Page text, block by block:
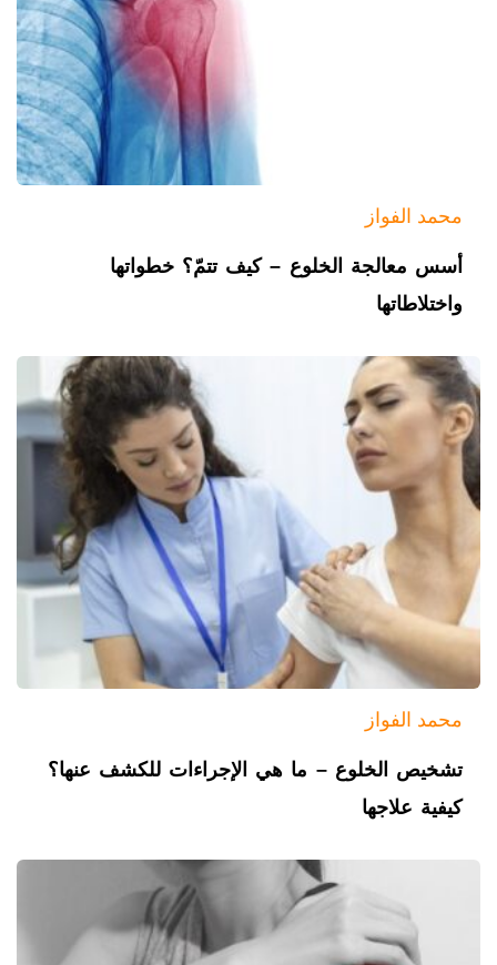
محمد الفواز
أسس معالجة الخلوع – كيف تتمّ؟ خطواتها
واختلاطاتها
محمد الفواز
تشخيص الخلوع – ما هي الإجراءات للكشف عنها؟
كيفية علاجها